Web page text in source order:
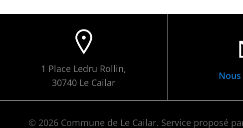
1 Place Ledru Rollin,
30740 Le Cailar
© 2026 Commune de Le Cailar. Service proposé